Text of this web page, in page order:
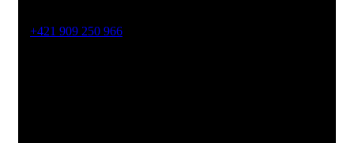
+421 909 250 966